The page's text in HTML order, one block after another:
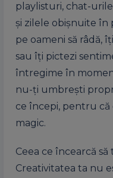
playlisturi, chat-
și zilele obișnuite în
pe oameni să râdă,
sau îți pictezi
întregime în
nu-ți umbrești
ce începi, pentru că
magic.
Ceea ce încearcă
Creativitatea ta nu